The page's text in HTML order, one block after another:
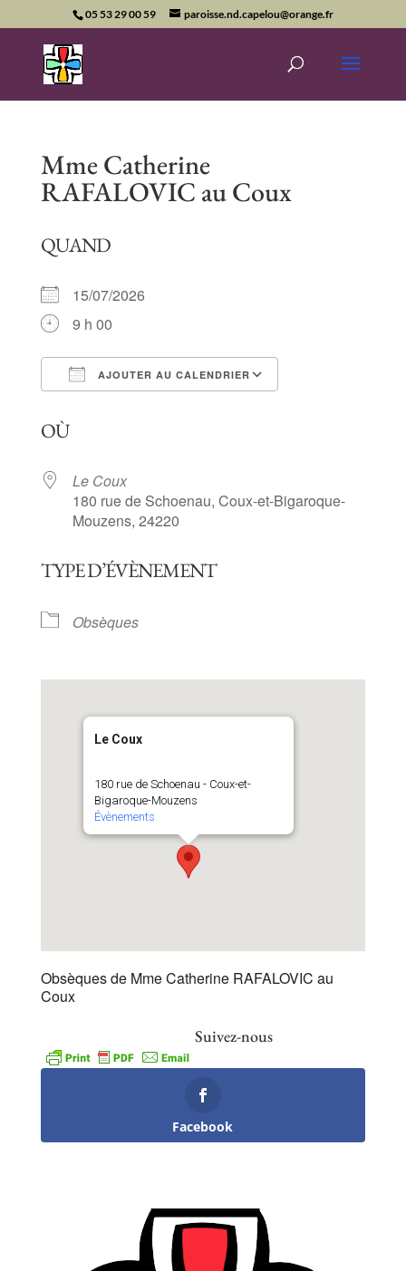
05 53 29 00 59 paroisse.nd.capelou@orange.fr
Mme Catherine
RAFALOVIC au Coux
QUAND
15/07/2026
9 h 00
AJOUTER AU CALENDRIER
OÙ
Le Coux
180 rue de Schoenau, Coux-et-Bigaroque-
Mouzens, 24220
TYPE D’ÉVÈNEMENT
Obsèques
Le Coux
180 rue de Schoenau - Coux-et-
Bigaroque-Mouzens
Évènements
Obsèques de Mme Catherine RAFALOVIC au
Coux
Suivez-nous
Facebook